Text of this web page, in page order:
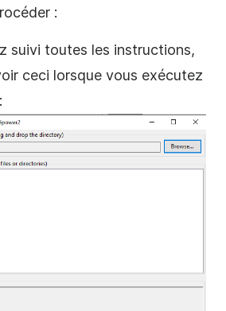
:
suivi toutes les instructions,
ceci lorsque vous exécutez